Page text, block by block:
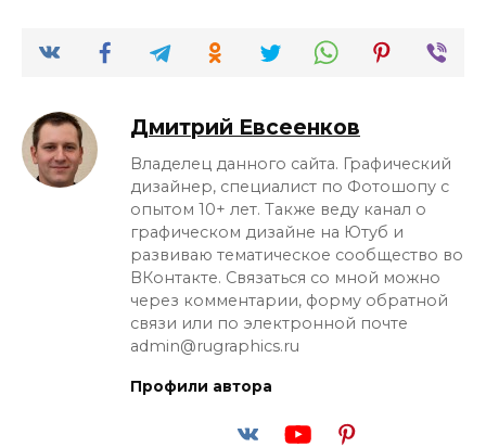
Дмитрий Евсеенков
Владелец данного сайта. Графический
дизайнер, специалист по Фотошопу с
опытом 10+ лет. Также веду канал о
графическом дизайне на Ютуб и
развиваю тематическое сообщество во
ВКонтакте. Связаться со мной можно
через комментарии, форму обратной
связи или по электронной почте
admin@rugraphics.ru
Профили автора